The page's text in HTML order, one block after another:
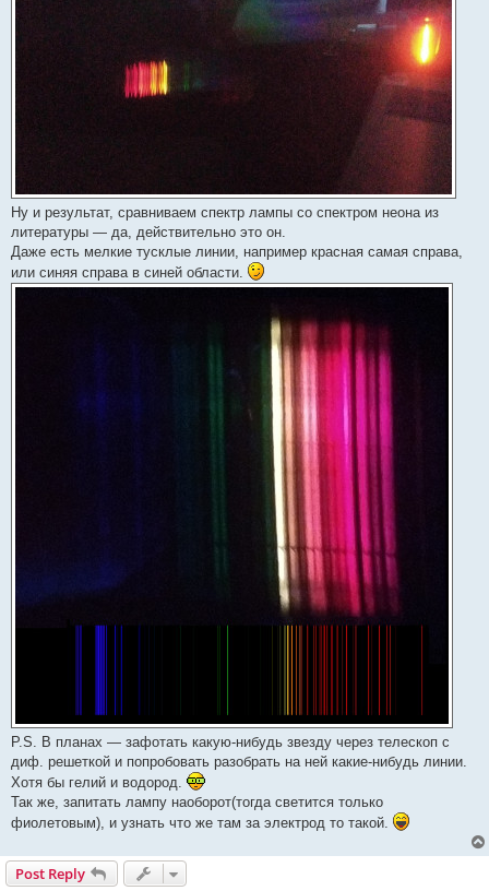
Ну и результат, сравниваем спектр лампы со спектром неона из
литературы — да, действительно это он.
Даже есть мелкие тусклые линии, например красная самая справа,
или синяя справа в синей области.
P.S. В планах — зафотать какую-нибудь звезду через телескоп с
диф. решеткой и попробовать разобрать на ней какие-нибудь линии.
Хотя бы гелий и водород.
Так же, запитать лампу наоборот(тогда светится только
фиолетовым), и узнать что же там за электрод то такой.
Post Reply